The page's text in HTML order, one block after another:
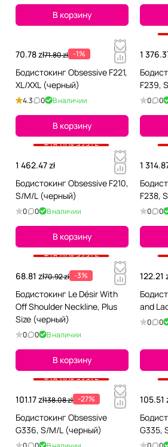
В корзину
70.78 zł71.80 zł -1%
Бодистокинг Obsessive F221,
XL/XXL (черный)
4.3 0 В наличии
В корзину
1
F239,
0 0
+18 показать
1 462.47 zł
Бодистокинг Obsessive F210,
S/M/L (черный)
0 0 В наличии
В корзину
1
F238,
0 0
+18 показать
68.81 zł70.92 zł -3%
Бодистокинг Le Désir With
Off Shoulder Neckline, Plus
Size (черный)
0 0 В наличии
В корзину
122.21
and
0 0
+18 показать
101.17 zł138.08 zł -27%
Бодистокинг Obsessive
G336, S/M/L (черный)
105.51
G335,